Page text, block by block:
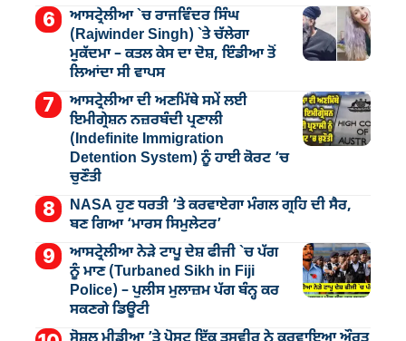
ਆਸਟ੍ਰੇਲੀਆ `ਚ ਰਾਜਵਿੰਦਰ ਸਿੰਘ
(Rajwinder Singh) `ਤੇ ਚੱਲੇਗਾ
ਮੁੁਕੱਦਮਾ – ਕਤਲ ਕੇਸ ਦਾ ਦੋਸ਼, ਇੰਡੀਆ ਤੋਂ
ਲਿਆਂਦਾ ਸੀ ਵਾਪਸ
ਆਸਟ੍ਰੇਲੀਆ ਦੀ ਅਣਮਿੱਥੇ ਸਮੇਂ ਲਈ
ਇਮੀਗ੍ਰੇਸ਼ਨ ਨਜ਼ਰਬੰਦੀ ਪ੍ਰਣਾਲੀ
(Indefinite Immigration
Detention System) ਨੂੰ ਹਾਈ ਕੋਰਟ ’ਚ
ਚੁਣੌਤੀ
NASA ਹੁਣ ਧਰਤੀ ’ਤੇ ਕਰਵਾਏਗਾ ਮੰਗਲ ਗ੍ਰਹਿ ਦੀ ਸੈਰ,
ਬਣ ਗਿਆ ‘ਮਾਰਸ ਸਿਮੁਲੇਟਰ’
ਆਸਟ੍ਰੇਲੀਆ ਨੇੜੇ ਟਾਪੂ ਦੇਸ਼ ਫੀਜੀ `ਚ ਪੱਗ
ਨੂੰ ਮਾਣ (Turbaned Sikh in Fiji
Police) – ਪੁਲੀਸ ਮੁਲਾਜ਼ਮ ਪੱਗ ਬੰਨ੍ਹ ਕਰ
ਸਕਣਗੇ ਡਿਊਟੀ